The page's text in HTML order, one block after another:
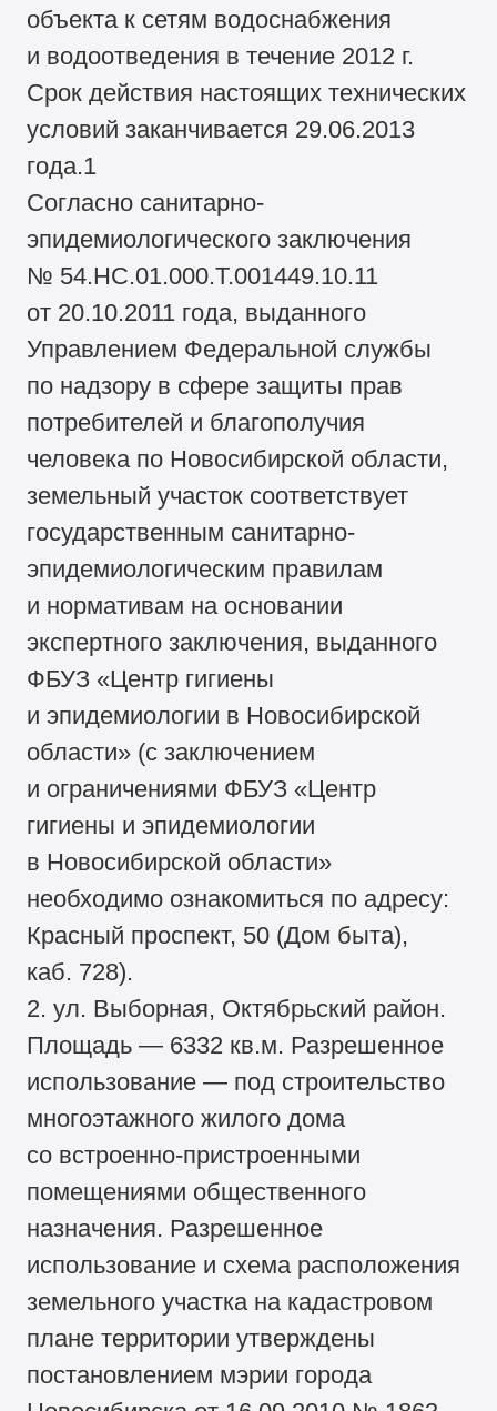
объекта к сетям водоснабжения
и водоотведения в течение 2012 г.
Срок действия настоящих технических
условий заканчивается 29.06.2013
года.1
Согласно санитарно-
эпидемиологического заключения
№ 54.НС.01.000.Т.001449.10.11
от 20.10.2011 года, выданного
Управлением Федеральной службы
по надзору в сфере защиты прав
потребителей и благополучия
человека по Новосибирской области,
земельный участок соответствует
государственным санитарно-
эпидемиологическим правилам
и нормативам на основании
экспертного заключения, выданного
ФБУЗ «Центр гигиены
и эпидемиологии в Новосибирской
области» (с заключением
и ограничениями ФБУЗ «Центр
гигиены и эпидемиологии
в Новосибирской области»
необходимо ознакомиться по адресу:
Красный проспект, 50 (Дом быта),
каб. 728).
2. ул. Выборная, Октябрьский район.
Площадь — 6332 кв.м. Разрешенное
использование — под строительство
многоэтажного жилого дома
со встроенно-пристроенными
помещениями общественного
назначения. Разрешенное
использование и схема расположения
земельного участка на кадастровом
плане территории утверждены
постановлением мэрии города